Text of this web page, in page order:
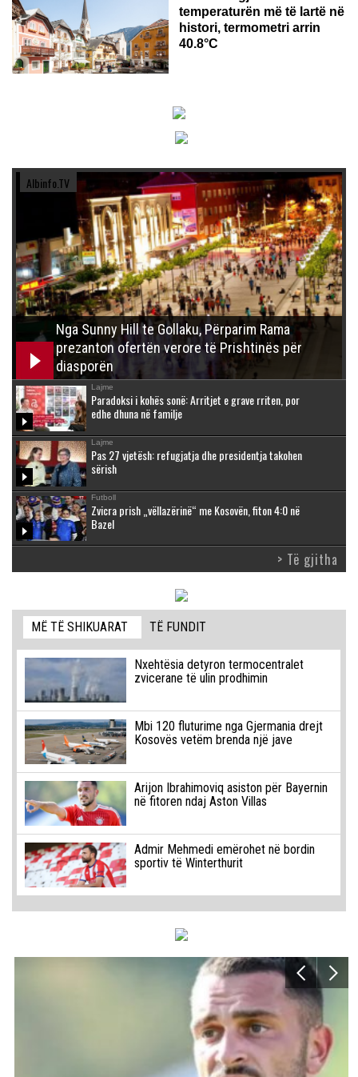
temperaturën më të lartë në
histori, termometri arrin
40.8°C
Albinfo.TV
Nga Sunny Hill te Gollaku, Përparim Rama
prezanton ofertën verore të Prishtinës për
diasporën
Lajme
Paradoksi i kohës sonë: Arritjet e grave rriten, por
edhe dhuna në familje
Lajme
Pas 27 vjetësh: refugjatja dhe presidentja takohen
sërish
Futboll
Zvicra prish „vëllazërinë“ me Kosovën, fiton 4:0 në
Bazel
> Të gjitha
MË TË SHIKUARAT TË FUNDIT
Nxehtësia detyron termocentralet
zvicerane të ulin prodhimin
Mbi 120 fluturime nga Gjermania drejt
Kosovës vetëm brenda një jave
Arijon Ibrahimoviq asiston për Bayernin
në fitoren ndaj Aston Villas
Admir Mehmedi emërohet në bordin
sportiv të Winterthurit